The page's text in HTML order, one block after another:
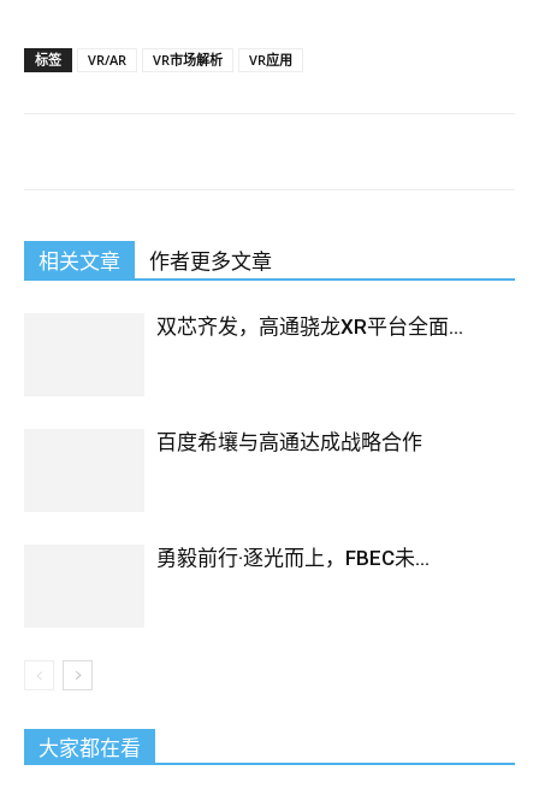
标签 VR/AR VR市场解析 VR应用
相关文章 作者更多文章
双芯齐发，高通骁龙XR平台全面...
百度希壤与高通达成战略合作
勇毅前行·逐光而上，FBEC未...
大家都在看